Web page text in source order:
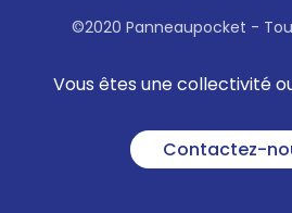
©2020 Panneaupocket -
Vous êtes une collectivité
Contactez-